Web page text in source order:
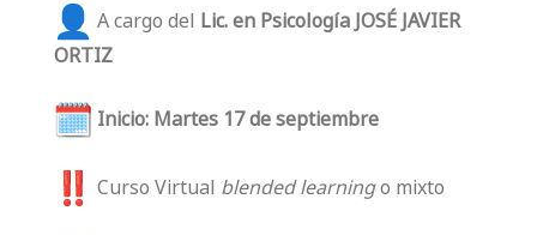
A cargo del Lic. en Psicología JOSÉ JAVIER
ORTIZ
Inicio: Martes 17 de septiembre
Curso Virtual blended learningo mixto